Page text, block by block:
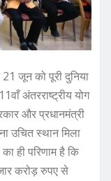
जून को पूरी दुनिया
अंतरराष्ट्रीय योग
और प्रधानमंत्री
उचित स्थान मिला
ही परिणाम है कि
करोड़ रुपए से